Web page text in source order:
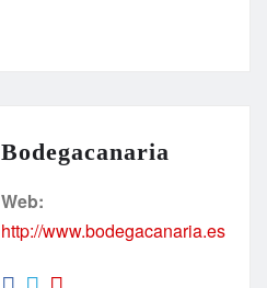
Bodegacanaria
Web:
http://www.bodegacanaria.es